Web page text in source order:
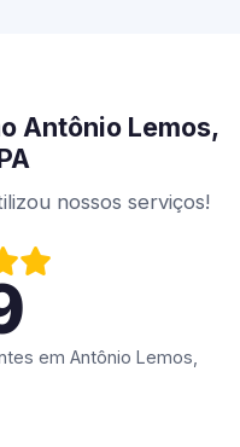
Antônio Lemos,
nossos serviços!
em Antônio Lemos,